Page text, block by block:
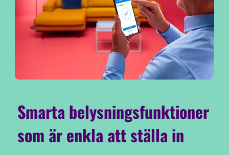
Smarta belysningsfunktioner
som är enkla att ställa in